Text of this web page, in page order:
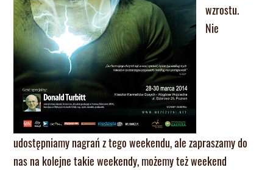
wzrostu.
Nie
udostępniamy nagrań z tego weekendu, ale zapraszamy do
nas na kolejne takie weekendy, możemy też weekend